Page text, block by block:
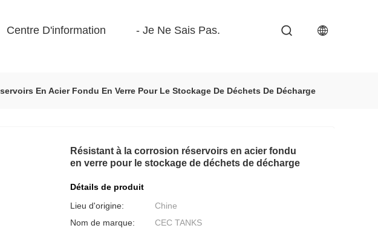
Centre D'information - Je Ne Sais Pas.
En Acier Fondu En Verre Pour Le Stockage De Déchets De Décharge
Résistant à la corrosion réservoirs en acier fondu
en verre pour le stockage de déchets de décharge
Détails de produit
Lieu d'origine:
Chine
Nom de marque:
CEC TANKS